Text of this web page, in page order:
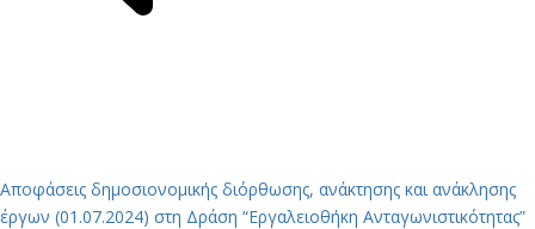
Αποφάσεις δημοσιονομικής διόρθωσης, ανάκτησης και ανάκλησης
έργων (01.07.2024) στη Δράση “Εργαλειοθήκη Ανταγωνιστικότητας”